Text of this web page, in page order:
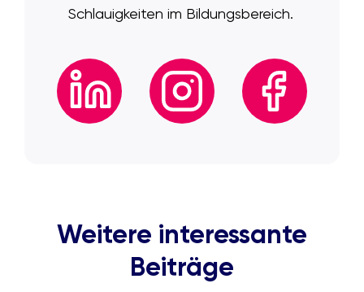
Schlauigkeiten im Bildungsbereich.
Weitere interessante
Beiträge